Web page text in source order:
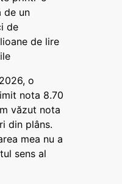
de un
de
de lire
o
nota 8.70
văzut nota
din plâns.
mea nu a
sens al